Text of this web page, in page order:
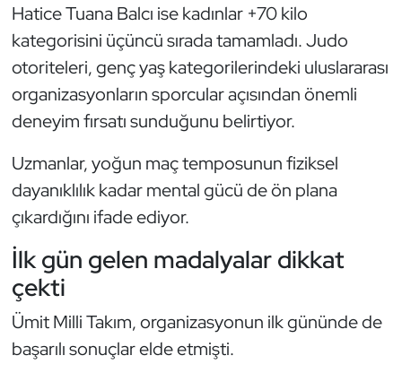
Hatice Tuana Balcı ise kadınlar +70 kilo
kategorisini üçüncü sırada tamamladı. Judo
otoriteleri, genç yaş kategorilerindeki uluslararası
organizasyonların sporcular açısından önemli
deneyim fırsatı sunduğunu belirtiyor.
Uzmanlar, yoğun maç temposunun fiziksel
dayanıklılık kadar mental gücü de ön plana
çıkardığını ifade ediyor.
İlk gün gelen madalyalar dikkat
çekti
Ümit Milli Takım, organizasyonun ilk gününde de
başarılı sonuçlar elde etmişti.
Güreş
Halter
Hava Sporları
Hentbol
İşitme Engelli Sporcular
Judo ve Kuraş
Kano ve Rafting
Karate